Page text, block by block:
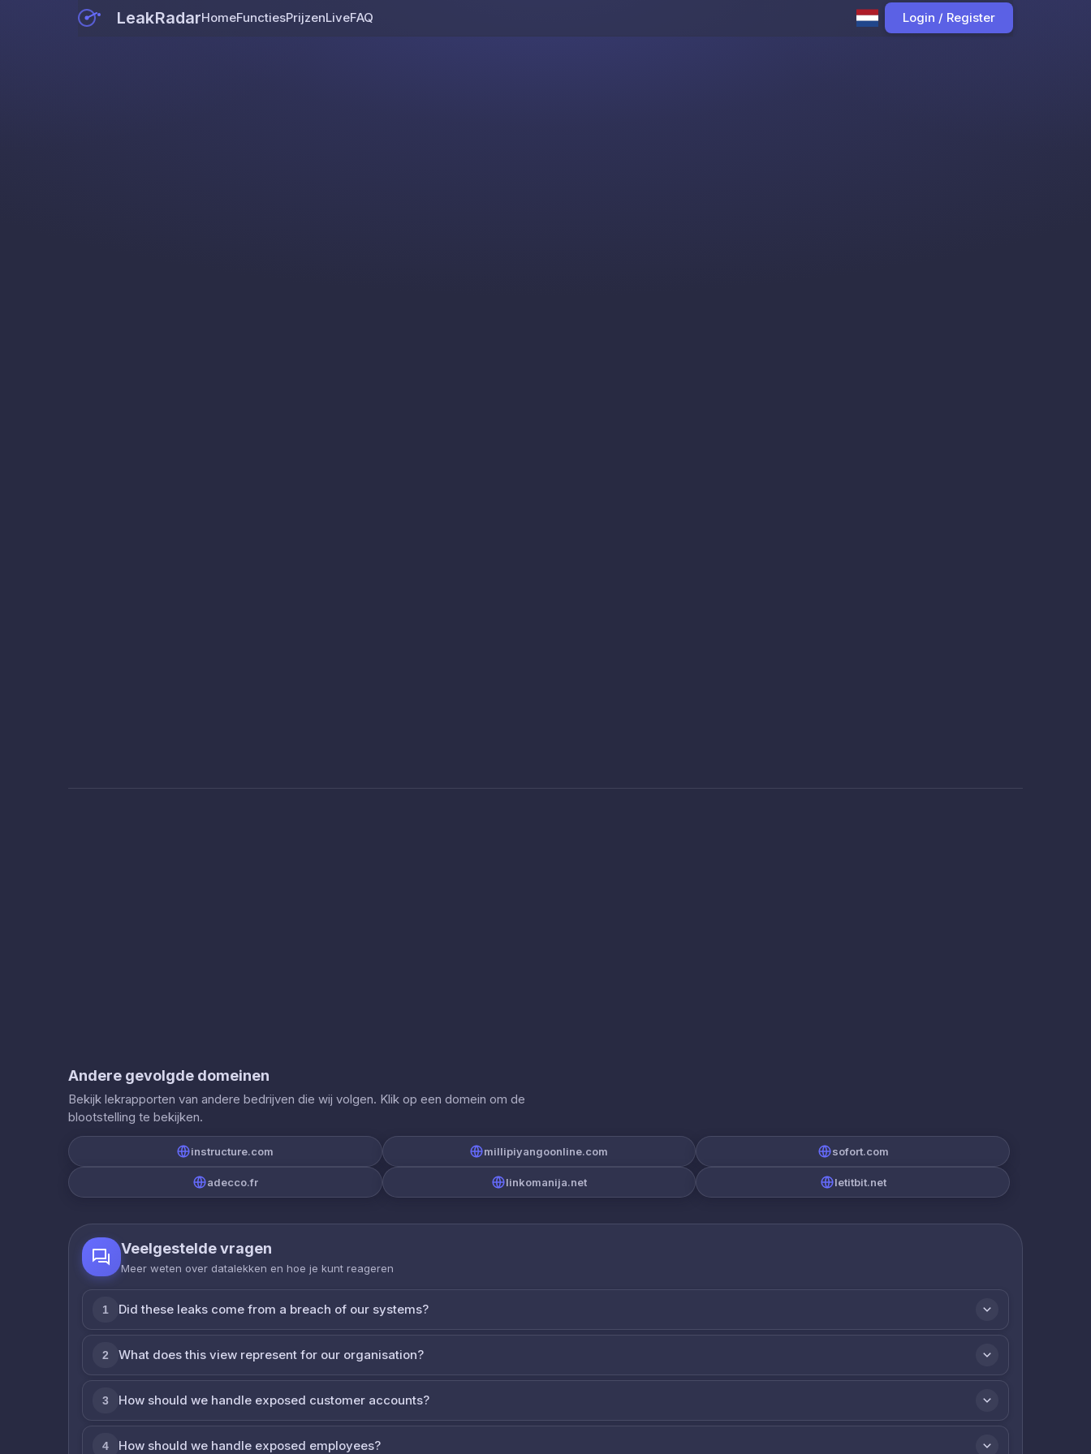
LeakRadarHomeFunctiesPrijzenLiveFAQ Login / Register
Andere gevolgde domeinen
Bekijk lekrapporten van andere bedrijven die wij volgen. Klik op een domein om de
blootstelling te bekijken.
instructure.com millipiyangoonline.com sofort.com
adecco.fr linkomanija.net letitbit.net
Veelgestelde vragen
Meer weten over datalekken en hoe je kunt reageren
1 Did these leaks come from a breach of our systems?
2 What does this view represent for our organisation?
3 How should we handle exposed customer accounts?
4 How should we handle exposed employees?